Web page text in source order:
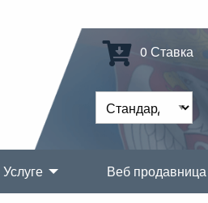
0 Ставка
Услуге Веб продавница